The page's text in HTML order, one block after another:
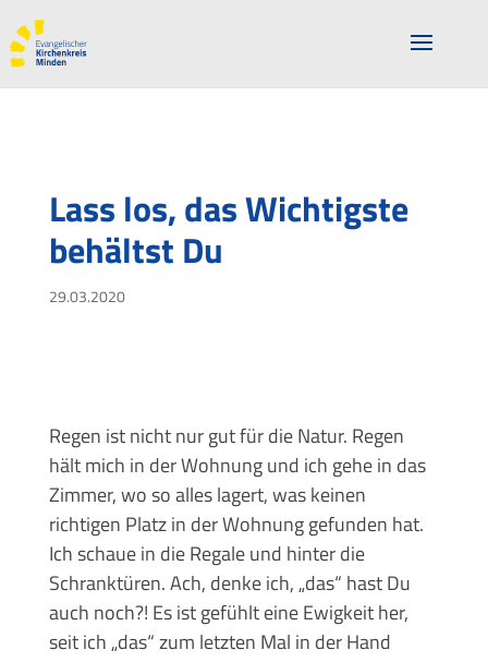
Lass los, das Wichtigste
behältst Du
29.03.2020
Regen ist nicht nur gut für die Natur. Regen
hält mich in der Wohnung und ich gehe in das
Zimmer, wo so alles lagert, was keinen
richtigen Platz in der Wohnung gefunden hat.
Ich schaue in die Regale und hinter die
Schranktüren. Ach, denke ich, „das“ hast Du
auch noch?! Es ist gefühlt eine Ewigkeit her,
seit ich „das“ zum letzten Mal in der Hand